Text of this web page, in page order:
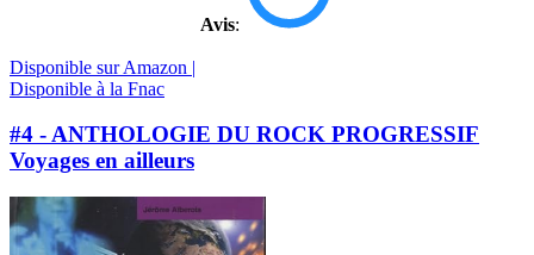
Avis:
Disponible sur Amazon |
Disponible à la Fnac
#4 - ANTHOLOGIE DU ROCK PROGRESSIF
Voyages en ailleurs